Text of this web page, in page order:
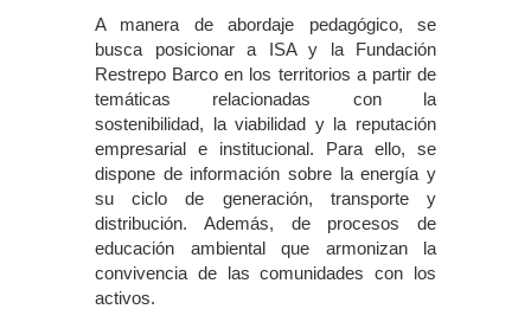
A manera de abordaje pedagógico, se
busca posicionar a ISA y la Fundación
Restrepo Barco en los territorios a partir de
temáticas relacionadas con la
sostenibilidad, la viabilidad y la reputación
empresarial e institucional. Para ello, se
dispone de información sobre la energía y
su ciclo de generación, transporte y
distribución. Además, de procesos de
educación ambiental que armonizan la
convivencia de las comunidades con los
activos.